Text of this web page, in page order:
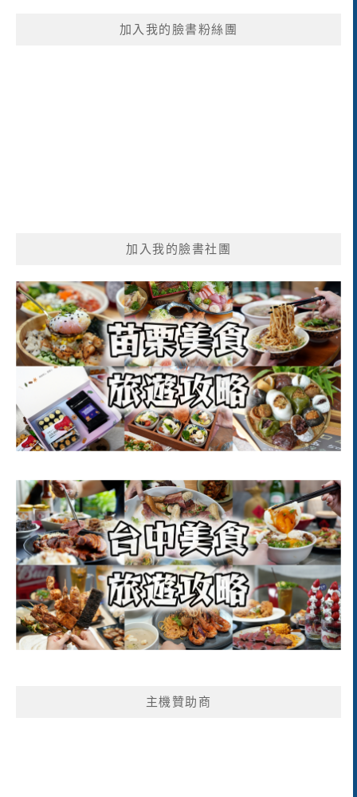
加入我的臉書粉絲團
加入我的臉書社團
主機贊助商